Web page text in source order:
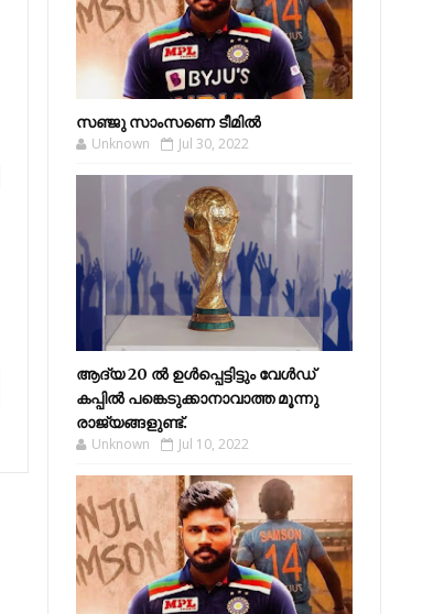
സഞ്ജു സാംസണെ ടീമില്‍
Unknown Jul 30, 2022
ആദ്യ 20 ല്‍ ഉള്‍പ്പെട്ടിട്ടും വേള്‍ഡ്
കപ്പില്‍ പങ്കെടുക്കാനാവാത്ത മൂന്നു
രാജ്യങ്ങളുണ്ട്.
Unknown Jul 10, 2022